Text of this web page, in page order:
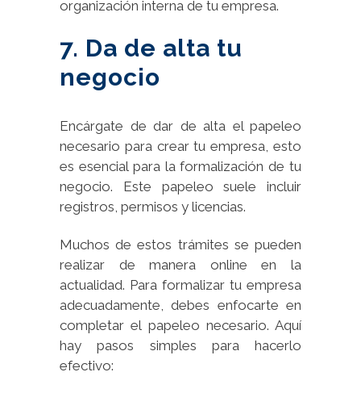
organización interna de tu empresa.
7. Da de alta tu
negocio
Encárgate de dar de alta el papeleo
necesario para crear tu empresa, esto
es esencial para la formalización de tu
negocio. Este papeleo suele incluir
registros, permisos y licencias.
Muchos de estos trámites se pueden
realizar de manera online en la
actualidad. Para formalizar tu empresa
adecuadamente, debes enfocarte en
completar el papeleo necesario. Aquí
hay pasos simples para hacerlo
efectivo: